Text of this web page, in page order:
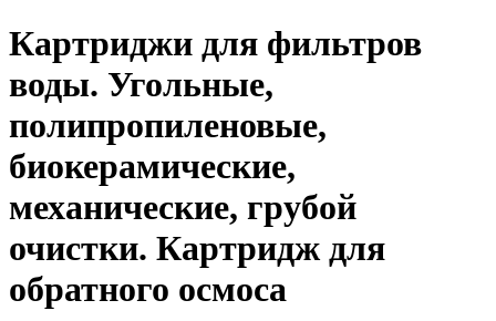
Картриджи для фильтров
воды. Угольные,
полипропиленовые,
биокерамические,
механические, грубой
очистки. Картридж для
обратного осмоса